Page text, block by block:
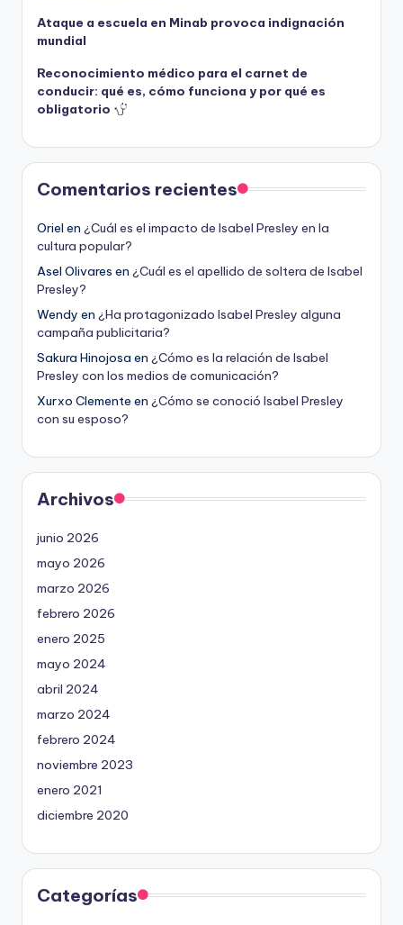
Ataque a escuela en Minab provoca indignación
mundial
Reconocimiento médico para el carnet de
conducir: qué es, cómo funciona y por qué es
obligatorio
Comentarios recientes
Oriel en ¿Cuál es el impacto de Isabel Presley en la
cultura popular?
Asel Olivares en ¿Cuál es el apellido de soltera de Isabel
Presley?
Wendy en ¿Ha protagonizado Isabel Presley alguna
campaña publicitaria?
Sakura Hinojosa en ¿Cómo es la relación de Isabel
Presley con los medios de comunicación?
Xurxo Clemente en ¿Cómo se conoció Isabel Presley
con su esposo?
Archivos
junio 2026
mayo 2026
marzo 2026
febrero 2026
enero 2025
mayo 2024
abril 2024
marzo 2024
febrero 2024
noviembre 2023
enero 2021
diciembre 2020
Categorías